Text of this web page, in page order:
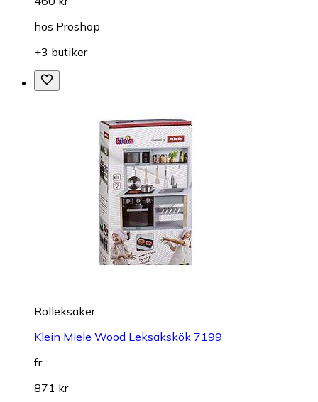
hos Proshop
+3 butiker
Rolleksaker
Klein Miele Wood Leksakskök 7199
fr.
871 kr